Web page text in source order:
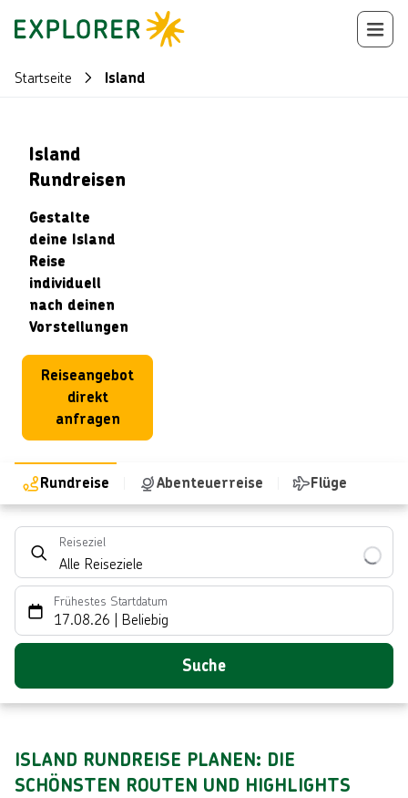
Startseite Island
Island
Rundreisen
Gestalte
deine Island
Reise
individuell
nach deinen
Vorstellungen
Reiseangebot
direkt
anfragen
Rundreise Abenteuerreise Flüge
Reiseziel
Alle Reiseziele
Frühestes Startdatum
17.08.26 | Beliebig
Suche
ISLAND RUNDREISE PLANEN: DIE
SCHÖNSTEN ROUTEN UND HIGHLIGHTS